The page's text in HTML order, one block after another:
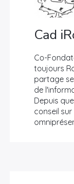
Cad
Co-
toujours
partage
de
Depuis
conseil